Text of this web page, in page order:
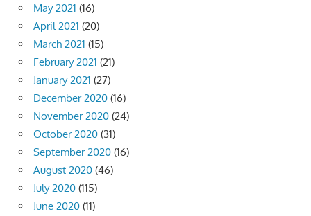
May 2021 (16)
April 2021 (20)
March 2021 (15)
February 2021 (21)
January 2021 (27)
December 2020 (16)
November 2020 (24)
October 2020 (31)
September 2020 (16)
August 2020 (46)
July 2020 (115)
June 2020 (11)